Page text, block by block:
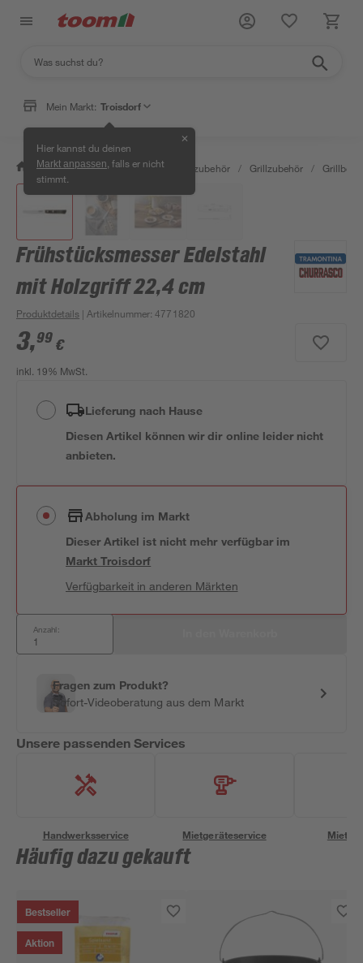
Mein Markt: Troisdorf
Hier kannst du deinen
Markt anpassen , falls er nicht
stimmt.
✕
/ Garten & Freizeit / Grills & Grillzubehör / Grillzubehör /
Frühstücksmesser Edelstahl
mit Holzgriff 22,4 cm
Produktdetails | Artikelnummer:4771820
3,99 €
inkl. 19% MwSt.
Lieferung nach Hause
Diesen Artikel können wir dir online leider nicht
anbieten.
Abholung im Markt
Dieser Artikel ist nicht mehr verfügbar im
MarktTroisdorf
Verfügbarkeit in anderen Märkten
Anzahl:
Fragen zum Produkt?
Sofort-Videoberatung aus dem Markt
Unsere passenden Services
Handwerksservice Mietgeräteservice
Häufig dazu gekauft
Bestseller
Aktion